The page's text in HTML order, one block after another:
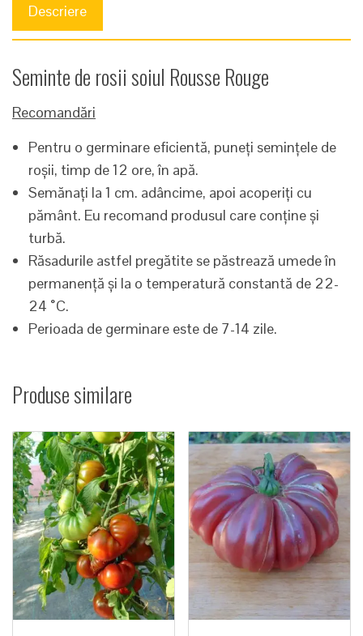
Descriere
Seminte de rosii soiul Rousse Rouge
Recomandări
Pentru o germinare eficientă, puneți semințele de
roșii, timp de 12 ore, în apă.
Semănați la 1 cm. adâncime, apoi acoperiți cu
pământ. Eu recomand produsul care conține și
turbă.
Răsadurile astfel pregătite se păstrează umede în
permanență și la o temperatură constantă de 22-
24 ˚C.
Perioada de germinare este de 7-14 zile.
Produse similare